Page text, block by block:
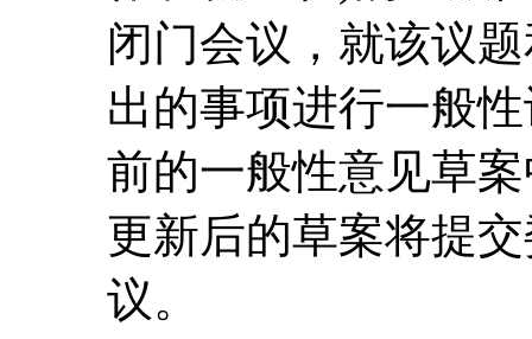
闭门会议，就该议
出的事项进行一般
前的一般性意见草
更新后的草案将提
议。